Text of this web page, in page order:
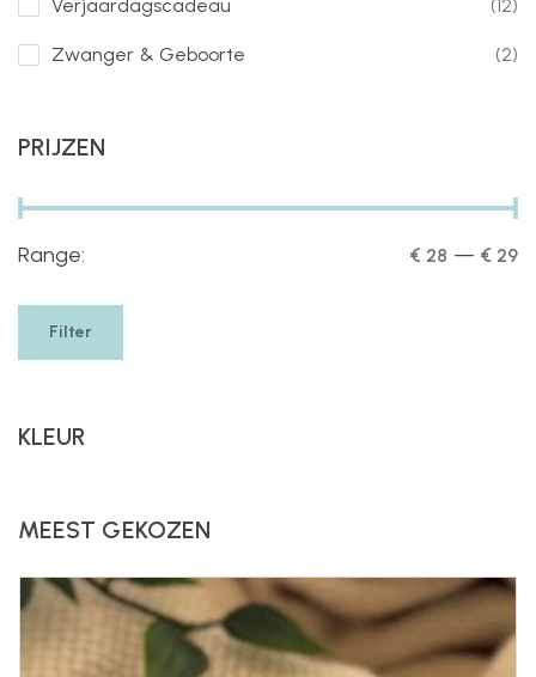
Verjaardagscadeau (12)
Zwanger & Geboorte (2)
PRIJZEN
Range: € 28 — € 29
Filter
KLEUR
MEEST GEKOZEN